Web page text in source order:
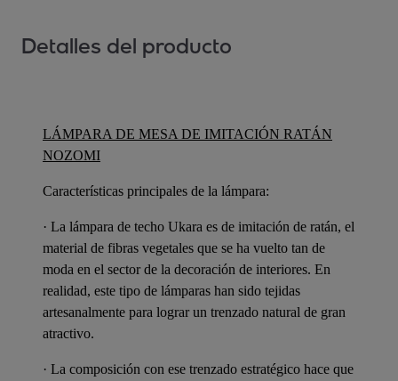
Detalles del producto
LÁMPARA DE MESA DE IMITACIÓN RATÁN
NOZOMI
Características principales de la lámpara:
· La lámpara de techo Ukara es de imitación de ratán, el
material de fibras vegetales que se ha vuelto tan de
moda en el sector de la decoración de interiores. En
realidad, este tipo de lámparas han sido tejidas
artesanalmente para lograr un trenzado natural de gran
atractivo.
· La composición con ese trenzado estratégico hace que